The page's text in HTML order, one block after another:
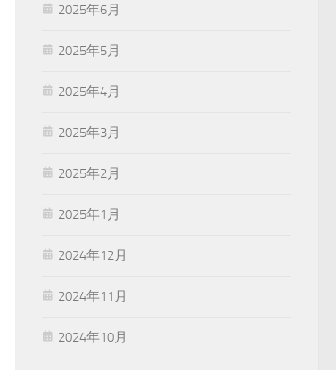
2025年6月
2025年5月
2025年4月
2025年3月
2025年2月
2025年1月
2024年12月
2024年11月
2024年10月